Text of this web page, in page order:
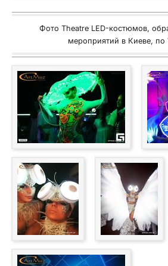
Фото Theatre LED-костюмов,
мероприятий в Киеве, по